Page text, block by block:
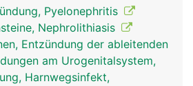
Pyelonephritis
Nephrolithiasis
Entzündung der ableitenden
am Urogenitalsystem,
Harnwegsinfekt,